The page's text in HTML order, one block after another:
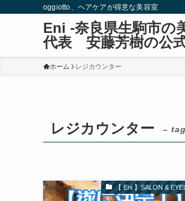
oggiotto、ヘアケアが得意な美容室
Eni -奈良県生駒市
代表 安藤芳樹の公
ホーム レジカウンター
レジカウンター –
【 Eni 】SALON &